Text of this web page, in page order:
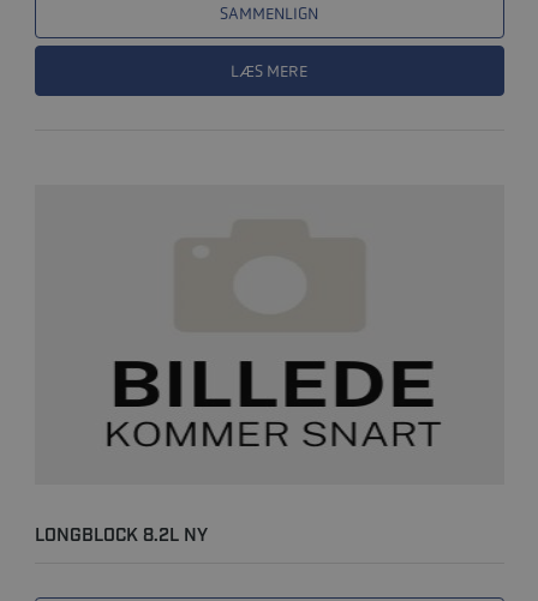
SAMMENLIGN
LÆS MERE
LONGBLOCK 8.2L NY